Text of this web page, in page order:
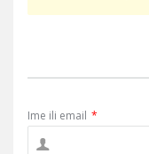
Ime ili email *